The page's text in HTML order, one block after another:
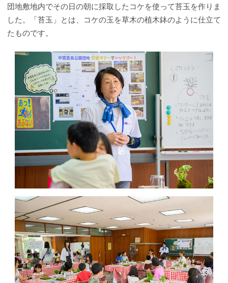
団地敷地内でその日の朝に採取したコケを使って苔玉を作りま
した。「苔玉」とは、コケの玉を草木の植木鉢のように仕立て
たものです。